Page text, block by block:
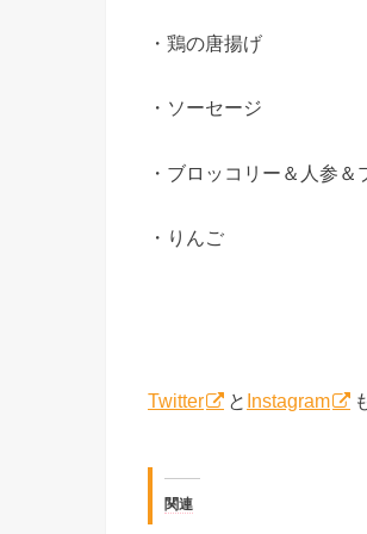
・鶏の唐揚げ
・ソーセージ
・ブロッコリー＆人参＆
・りんご
Twitter と Instagram
関連